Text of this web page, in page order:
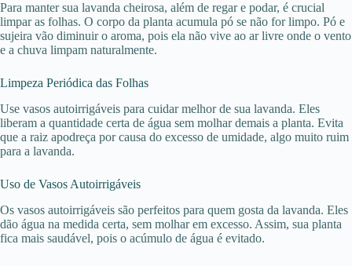
Para manter sua lavanda cheirosa, além de regar e podar, é crucial
limpar as folhas. O corpo da planta acumula pó se não for limpo. Pó e
sujeira vão diminuir o aroma, pois ela não vive ao ar livre onde o vento
e a chuva limpam naturalmente.
Limpeza Periódica das Folhas
Use vasos autoirrigáveis para cuidar melhor de sua lavanda. Eles
liberam a quantidade certa de água sem molhar demais a planta. Evita
que a raiz apodreça por causa do excesso de umidade, algo muito ruim
para a lavanda.
Uso de Vasos Autoirrigáveis
Os vasos autoirrigáveis são perfeitos para quem gosta da lavanda. Eles
dão água na medida certa, sem molhar em excesso. Assim, sua planta
fica mais saudável, pois o acúmulo de água é evitado.